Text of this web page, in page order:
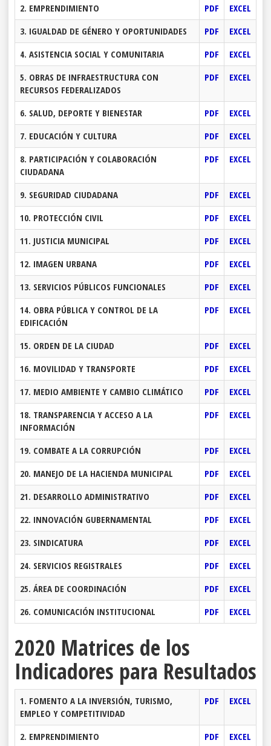
2. EMPRENDIMIENTO PDF
EXCEL
3. IGUALDAD DE GÉNERO Y OPORTUNIDADES
PDF
EXCEL
4. ASISTENCIA SOCIAL Y COMUNITARIA
PDF
EXCEL
5. OBRAS DE INFRAESTRUCTURA CON
RECURSOS FEDERALIZADOS
PDF EXCEL
6. SALUD, DEPORTE Y BIENESTAR PDF
EXCEL
7. EDUCACIÓN Y CULTURA
PDF
EXCEL
8. PARTICIPACIÓN Y COLABORACIÓN
CIUDADANA
PDF EXCEL
9. SEGURIDAD CIUDADANA PDF
EXCEL
10. PROTECCIÓN CIVIL
PDF
EXCEL
11. JUSTICIA MUNICIPAL
PDF
EXCEL
12. IMAGEN URBANA
PDF
EXCEL
13. SERVICIOS PÚBLICOS FUNCIONALES
PDF
EXCEL
14. OBRA PÚBLICA Y CONTROL DE LA
EDIFICACIÓN
PDF EXCEL
15. ORDEN DE LA CIUDAD PDF
EXCEL
16. MOVILIDAD Y TRANSPORTE
PDF
EXCEL
17. MEDIO AMBIENTE Y CAMBIO CLIMÁTICO
PDF
EXCEL
18. TRANSPARENCIA Y ACCESO A LA
INFORMACIÓN
PDF EXCEL
19. COMBATE A LA CORRUPCIÓN PDF
EXCEL
20. MANEJO DE LA HACIENDA MUNICIPAL
PDF
EXCEL
21. DESARROLLO ADMINISTRATIVO
PDF
EXCEL
22. INNOVACIÓN GUBERNAMENTAL
PDF
EXCEL
23. SINDICATURA
PDF
EXCEL
24. SERVICIOS REGISTRALES
PDF
EXCEL
25. ÁREA DE COORDINACIÓN
PDF
EXCEL
26. COMUNICACIÓN INSTITUCIONAL
PDF EXCEL
2020 Matrices de los
Indicadores para Resultados
1. FOMENTO A LA INVERSIÓN, TURISMO,
EMPLEO Y COMPETITIVIDAD
PDF EXCEL
2. EMPRENDIMIENTO PDF
EXCEL